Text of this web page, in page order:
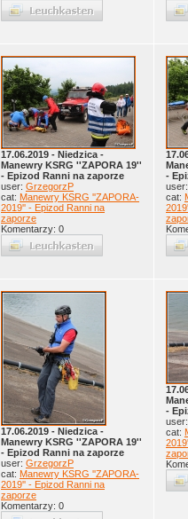
17.06.2019 - Niedzica -
Manewry KSRG ''ZAPORA 19''
- Epizod Ranni na zaporze
user: GrzegorzP
cat: Manewry KSRG ''ZAPORA-
2019'' - Epizod Ranni na
zaporze
Komentarzy: 0
-
cat:
17.06.2019 - Niedzica -
Manewry KSRG ''ZAPORA 19''
- Epizod Ranni na zaporze
user: GrzegorzP
cat: Manewry KSRG ''ZAPORA-
2019'' - Epizod Ranni na
zaporze
Komentarzy: 0
-
cat: